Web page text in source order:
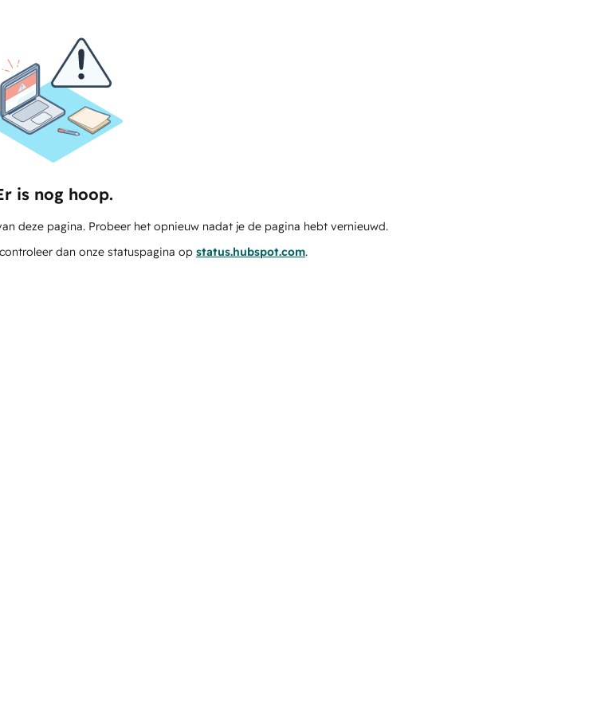
is nog hoop.
deze pagina. Probeer het opnieuw nadat je de pagina hebt vernieuwd.
dan onze statuspagina op status.hubspot.com.